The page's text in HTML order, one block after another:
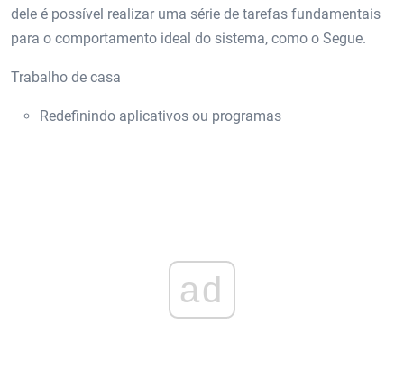
dele é possível realizar uma série de tarefas fundamentais
para o comportamento ideal do sistema, como o Segue.
Trabalho de casa
Redefinindo aplicativos ou programas
ad